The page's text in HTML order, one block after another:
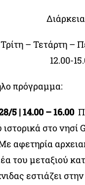
– Τετάρτη –
12.00-
πρόγραμμα:
5 | 14.00 – 16.00
ιστορικά στο
αφετηρία
του μεταξιού
εστιάζει